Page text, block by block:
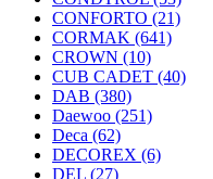
CONFORTO (21)
CORMAK (641)
CROWN (10)
CUB CADET (40)
DAB (380)
Daewoo (251)
Deca (62)
DECOREX (6)
DEL (27)